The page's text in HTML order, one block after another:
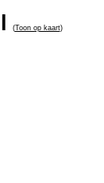
(Toon op kaart)